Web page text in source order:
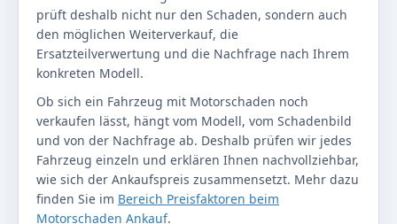
prüft deshalb nicht nur den Schaden, sondern auch
den möglichen Weiterverkauf, die
Ersatzteilverwertung und die Nachfrage nach Ihrem
konkreten Modell.
Ob sich ein Fahrzeug mit Motorschaden noch
verkaufen lässt, hängt vom Modell, vom Schadenbild
und von der Nachfrage ab. Deshalb prüfen wir jedes
Fahrzeug einzeln und erklären Ihnen nachvollziehbar,
wie sich der Ankaufspreis zusammensetzt. Mehr dazu
finden Sie im Bereich Preisfaktoren beim
Motorschaden Ankauf.